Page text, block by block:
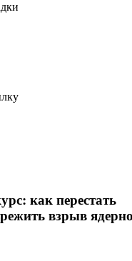
как перестать
взрыв